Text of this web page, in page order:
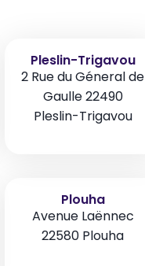
Pleslin-Trigavou
2 Rue du Géneral de
Gaulle 22490
Pleslin-Trigavou
Plouha
Avenue Laënnec
22580 Plouha